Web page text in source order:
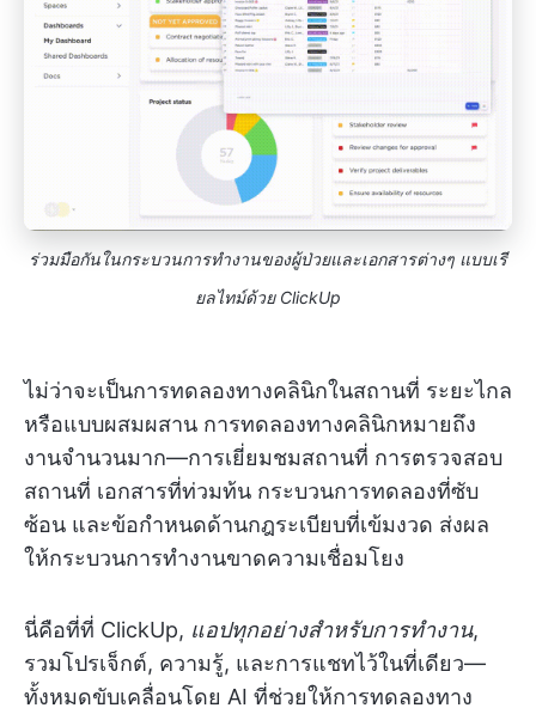
ร่วมมือกันในกระบวนการทำงานของผู้ป่วยและเอกสารต่างๆ แบบเรี
ยลไทม์ด้วย ClickUp
ไม่ว่าจะเป็นการทดลองทางคลินิกในสถานที่ ระยะไกล
หรือแบบผสมผสาน การทดลองทางคลินิกหมายถึง
งานจำนวนมาก—การเยี่ยมชมสถานที่ การตรวจสอบ
สถานที่ เอกสารที่ท่วมท้น กระบวนการทดลองที่ซับ
ซ้อน และข้อกำหนดด้านกฎระเบียบที่เข้มงวด ส่งผล
ให้กระบวนการทำงานขาดความเชื่อมโยง
นี่คือที่ที่ ClickUp, แอปทุกอย่างสำหรับการทำงาน,
รวมโปรเจ็กต์, ความรู้, และการแชทไว้ในที่เดียว—
ทั้งหมดขับเคลื่อนโดย AI ที่ช่วยให้การทดลองทาง